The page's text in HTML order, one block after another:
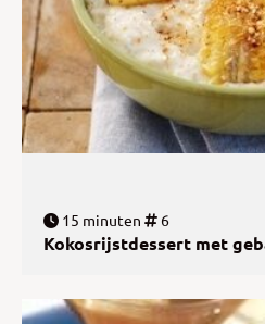
15 minuten 6
Kokosrijstdessert met